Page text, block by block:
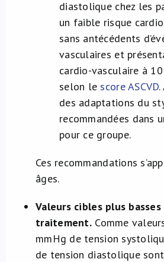
diastolique chez les
un faible risque
sans antécédents
vasculaires et
cardio-vasculaire à
selon le score ASCVD
des adaptations du
recommandées dans
pour ce groupe.
Ces recommandations
âges.
Valeurs cibles plus
traitement.Comme
mmHg de tension
de tension diastolique